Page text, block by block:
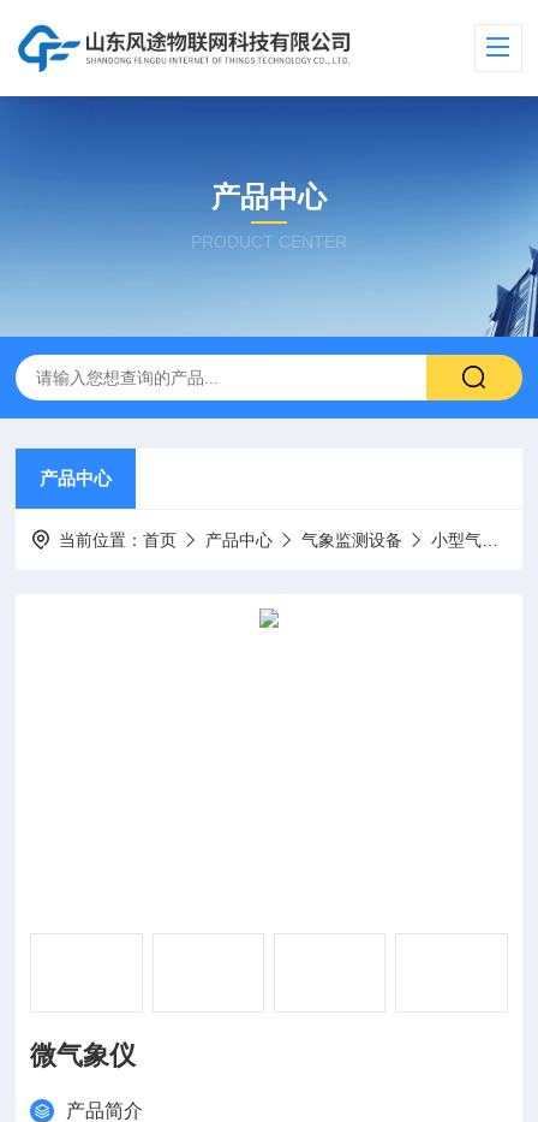
产品中心
PRODUCT CENTER
产品中心
当前位置：首页 产品中心 气象监测设备 小型气象站
微气象仪
产品简介